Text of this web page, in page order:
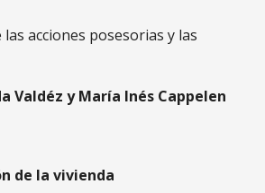
acciones posesorias y las
Valdéz y María Inés Cappelen
de la vivienda